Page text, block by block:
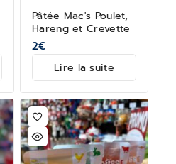
Pâtée Mac's Poulet,
Hareng et Crevette
2€
Lire la suite